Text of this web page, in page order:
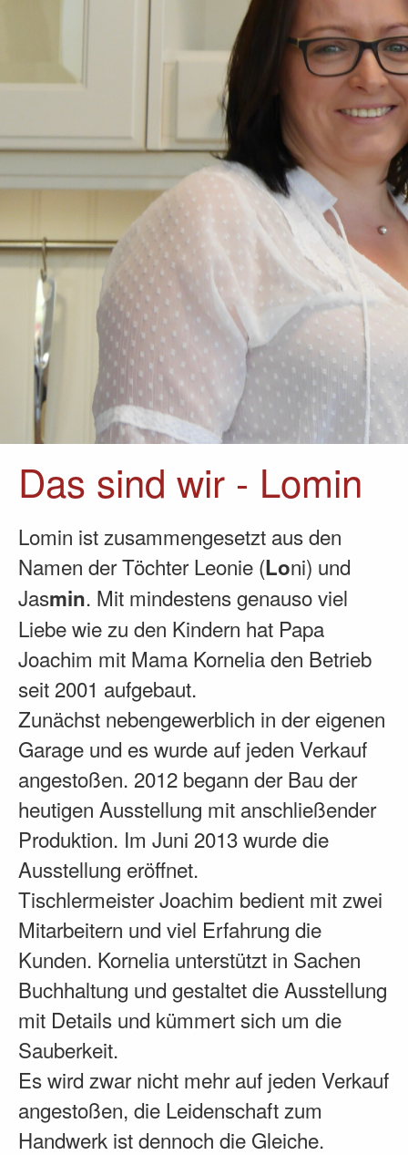
Das sind wir - Lomin
Lomin ist zusammengesetzt aus den
Namen der Töchter Leonie (Loni) und
Jasmin. Mit mindestens genauso viel
Liebe wie zu den Kindern hat Papa
Joachim mit Mama Kornelia den Betrieb
seit 2001 aufgebaut.
Zunächst nebengewerblich in der eigenen
Garage und es wurde auf jeden Verkauf
angestoßen. 2012 begann der Bau der
heutigen Ausstellung mit anschließender
Produktion. Im Juni 2013 wurde die
Ausstellung eröffnet.
Tischlermeister Joachim bedient mit zwei
Mitarbeitern und viel Erfahrung die
Kunden. Kornelia unterstützt in Sachen
Buchhaltung und gestaltet die Ausstellung
mit Details und kümmert sich um die
Sauberkeit.
Es wird zwar nicht mehr auf jeden Verkauf
angestoßen, die Leidenschaft zum
Handwerk ist dennoch die Gleiche.